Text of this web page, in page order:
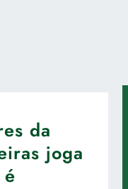
da
joga